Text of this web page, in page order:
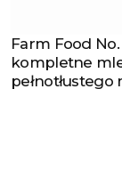
Zobacz
Farm Food
kompletne